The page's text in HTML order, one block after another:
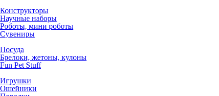
Конструкторы
Научные наборы
Роботы, мини роботы
Сувениры
Посуда
Брелоки, жетоны, кулоны
Fun Pet Stuff
Игрушки
Ошейники